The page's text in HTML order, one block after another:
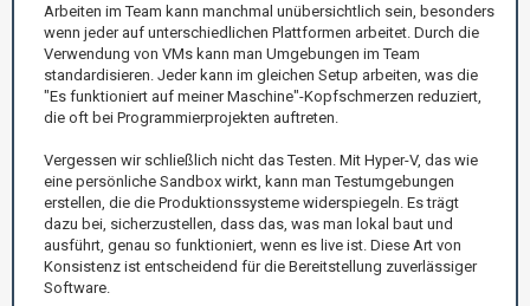
Arbeiten im Team kann manchmal unübersichtlich sein, besonders
wenn jeder auf unterschiedlichen Plattformen arbeitet. Durch die
Verwendung von VMs kann man Umgebungen im Team
standardisieren. Jeder kann im gleichen Setup arbeiten, was die
"Es funktioniert auf meiner Maschine"-Kopfschmerzen reduziert,
die oft bei Programmierprojekten auftreten.
Vergessen wir schließlich nicht das Testen. Mit Hyper-V, das wie
eine persönliche Sandbox wirkt, kann man Testumgebungen
erstellen, die die Produktionssysteme widerspiegeln. Es trägt
dazu bei, sicherzustellen, dass das, was man lokal baut und
ausführt, genau so funktioniert, wenn es live ist. Diese Art von
Konsistenz ist entscheidend für die Bereitstellung zuverlässiger
Software.